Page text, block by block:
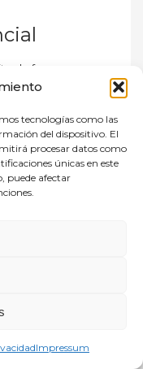
tecnologías como las
del dispositivo. El
procesar datos como
únicas en este
puede afectar
Impressum
de forma
bebé en
de
registro del
el